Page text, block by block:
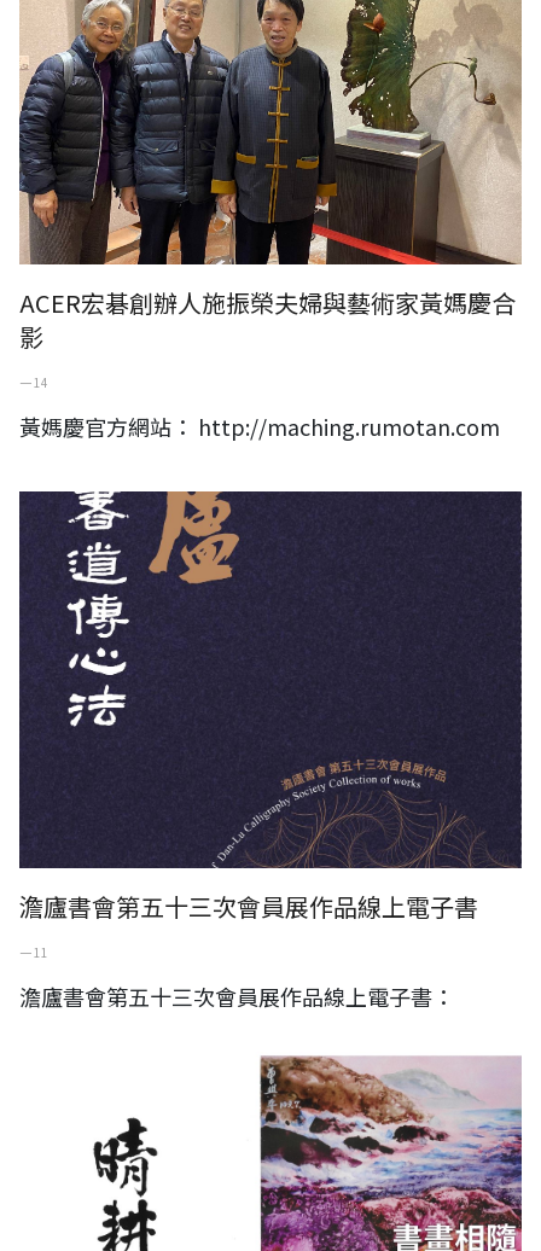
ACER宏碁創辦人施振榮夫婦與藝術家黃媽慶合
影
一 14
黃媽慶官方網站： http://maching.rumotan.com
澹盧書會第五十三次會員展作品線上電子書
澹廬書會第五十三次會員展作品線上電子書
一 11
澹廬書會第五十三次會員展作品線上電子書：